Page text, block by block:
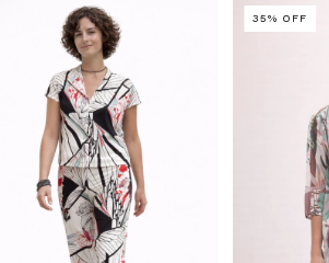
35% OFF